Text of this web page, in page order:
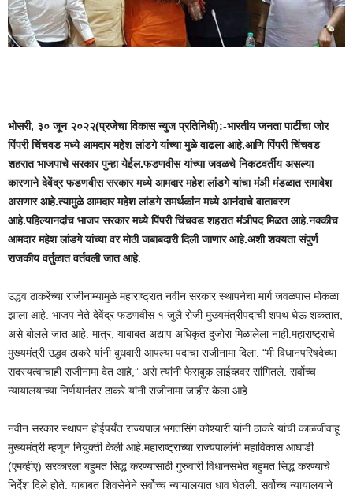
भोसरी, ३० जून २०२२(प्रजेचा विकास न्युज प्रतिनिधी):-भारतीय जनता पार्टीचा जोर
पिंपरी चिंचवड मध्ये आमदार महेश लांडगे यांच्या मुळे वाढला आहे.आणि पिंपरी चिंचवड
शहरात भाजपाचे सरकार पुन्हा येईल.फडणवीस यांच्या जवळचे निकटवर्तीय असल्या
कारणाने देवेंद्र फडणवीस सरकार मध्ये आमदार महेश लांडगे यांचा मंञी मंडळात समावेश
असणार आहे.त्यामुळे आमदार महेश लांडगे समर्थकांन मध्ये आनंदाचे वातावरण
आहे.पहिल्यानदांच भाजप सरकार मध्ये पिंपरी चिंचवड शहरात मंञीपद मिळत आहे.नक्कीच
आमदार महेश लांडगे यांच्या वर मोठी जबाबदारी दिली जाणार आहे.अशी शक्यता संपुर्ण
राजकीय वर्तुळात वर्तवली जात आहे.
उद्धव ठाकरेंच्या राजीनाम्यामुळे महाराष्ट्रात नवीन सरकार स्थापनेचा मार्ग जवळपास मोकळा
झाला आहे. भाजप नेते देवेंद्र फडणवीस १ जुलै रोजी मुख्यमंत्रीपदाची शपथ घेऊ शकतात,
असे बोलले जात आहे. मात्र, याबाबत अद्याप अधिकृत दुजोरा मिळालेला नाही.महाराष्ट्राचे
मुख्यमंत्री उद्धव ठाकरे यांनी बुधवारी आपल्या पदाचा राजीनामा दिला. “मी विधानपरिषदेच्या
सदस्यत्वाचाही राजीनामा देत आहे,” असे त्यांनी फेसबुक लाईव्हवर सांगितले. सर्वोच्च
न्यायालयाच्या निर्णयानंतर ठाकरे यांनी राजीनामा जाहीर केला आहे.
नवीन सरकार स्थापन होईपर्यंत राज्यपाल भगतसिंग कोश्यारी यांनी ठाकरे यांची काळजीवाहू
मुख्यमंत्री म्हणून नियुक्ती केली आहे.महाराष्ट्राच्या राज्यपालांनी महाविकास आघाडी
(एमव्हीए) सरकारला बहुमत सिद्ध करण्यासाठी गुरुवारी विधानसभेत बहुमत सिद्ध करण्याचे
निर्देश दिले होते. याबाबत शिवसेनेने सर्वोच्च न्यायालयात धाव घेतली. सर्वोच्च न्यायालयाने